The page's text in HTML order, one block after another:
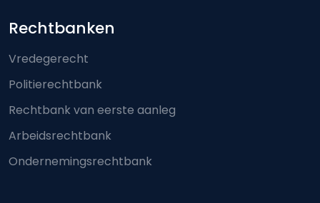
Footer-menu
Rechtbanken
Vredegerecht
Politierechtbank
Rechtbank van eerste aanleg
Arbeidsrechtbank
Ondernemingsrechtbank